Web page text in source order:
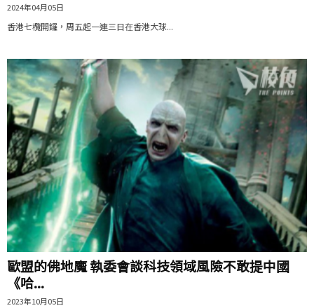
2024年04月05日
香港七欖開鑼，周五起一連三日在香港大球...
歐盟的佛地魔 執委會談科技領域風險不敢提中國
《哈...
2023年10月05日